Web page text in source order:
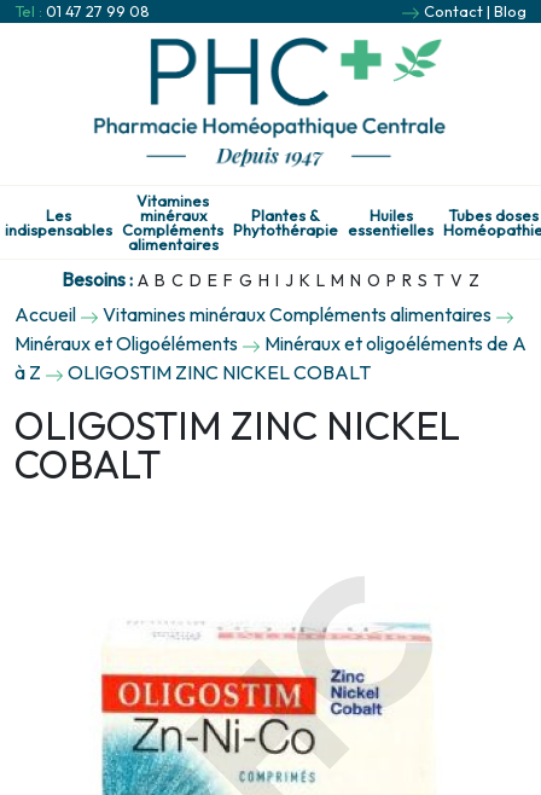
Tel : 01 47 27 99 08 Contact| Blog
Les
indispensables
Vitamines
minéraux
Compléments
alimentaires
Plantes &
Phytothérapie
Huiles
essentielles
Tubes doses
Besoins : A B C D E F G H I J K L M N O P R S T V Z
Accueil
Vitamines minéraux Compléments alimentaires
Minéraux et Oligoéléments
Minéraux et oligoéléments de A
à Z
OLIGOSTIM ZINC NICKEL COBALT
OLIGOSTIM ZINC NICKEL
COBALT